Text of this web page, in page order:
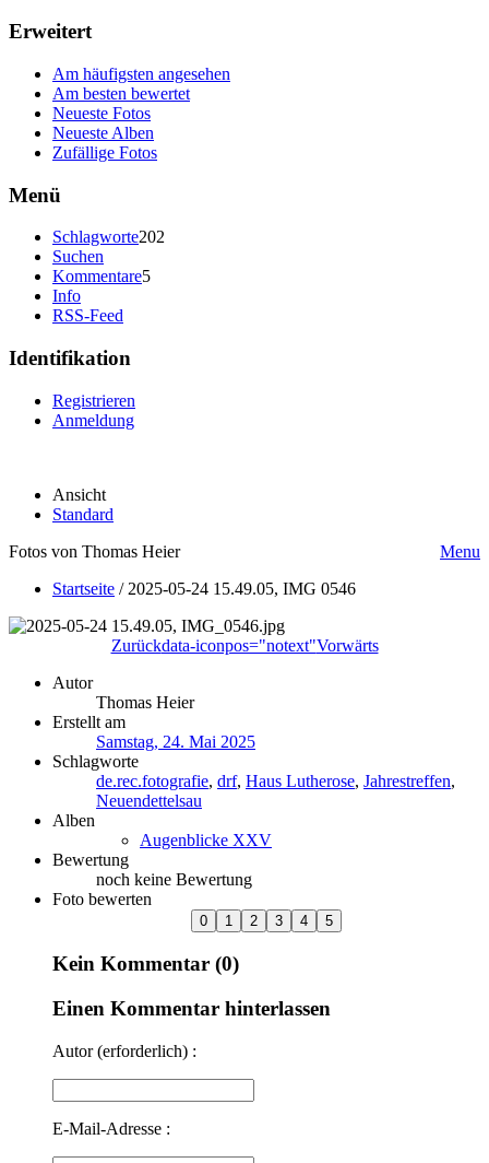
Erweitert
Am häufigsten angesehen
Am besten bewertet
Neueste Fotos
Neueste Alben
Zufällige Fotos
Menü
Schlagworte202
Suchen
Kommentare5
Info
RSS-Feed
Identifikation
Registrieren
Anmeldung
Ansicht
Standard
Fotos von Thomas Heier
Menu
Startseite / 2025-05-24 15.49.05, IMG 0546
Zurückdata-iconpos="notext"Vorwärts
Autor
Thomas Heier
Erstellt am
Samstag, 24. Mai 2025
Schlagworte
de.rec.fotografie, drf, Haus Lutherose, Jahrestreffen,
Neuendettelsau
Alben
Augenblicke XXV
Bewertung
noch keine Bewertung
Foto bewerten
Kein Kommentar (0)
Einen Kommentar hinterlassen
Autor (erforderlich) :
E-Mail-Adresse :